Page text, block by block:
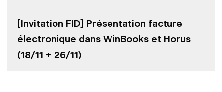
[Invitation FID] Présentation facture
électronique dans WinBooks et Horus
(18/11 + 26/11)